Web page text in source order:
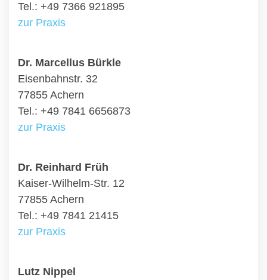
Tel.: +49 7366 921895
zur Praxis
Dr. Marcellus Bürkle
Eisenbahnstr. 32
77855 Achern
Tel.: +49 7841 6656873
zur Praxis
Dr. Reinhard Früh
Kaiser-Wilhelm-Str. 12
77855 Achern
Tel.: +49 7841 21415
zur Praxis
Lutz Nippel